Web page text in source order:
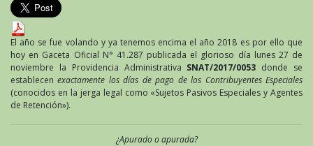
El año se fue volando y ya tenemos encima el año 2018 es por ello que
hoy en Gaceta Oficial N° 41.287 publicada el glorioso día lunes 27 de
noviembre la Providencia Administrativa SNAT/2017/0053 donde se
establecenexactamente los días de pago de los Contribuyentes Especiales
(conocidos en la jerga legal como «Sujetos Pasivos Especiales y Agentes
de Retención»).
¿Apurado o apurada?